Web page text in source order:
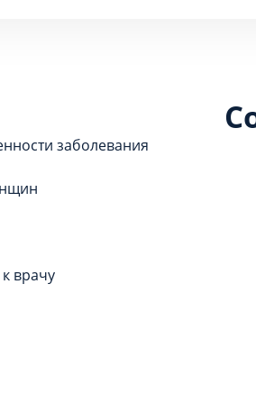
заболевания
врачу